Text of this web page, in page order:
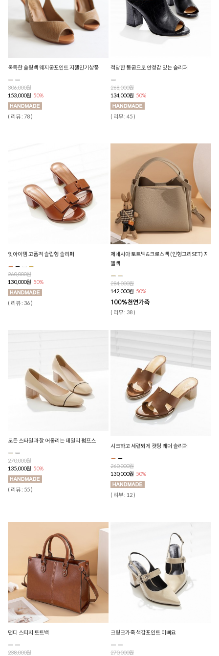
독특한 슬링백 웨지굽포인트 지젤인기상품
306,000원
153,000원 50%
( 리뷰 : 78 )
적당한 통굽으로 안정감 있는 슬리퍼
268,000원
134,000원 50%
( 리뷰 : 45 )
잇아이템 고품격 슬립형 슬리퍼
260,000원
130,000원 50%
( 리뷰 : 36 )
제네시아 토트백&크로스백 (인형고리SET) 지
젤백
284,000원
142,000원 50%
( 리뷰 : 38 )
모든 스타일과 잘 어울리는 데일리 펌프스
270,000원
135,000원 50%
( 리뷰 : 55 )
시크하고 세련되게 컷팅 레더 슬리퍼
260,000원
130,000원 50%
( 리뷰 : 12 )
댄디 스티치 토트백
238,000원
크링크가죽 색감포인트 이뻐요
270,000원